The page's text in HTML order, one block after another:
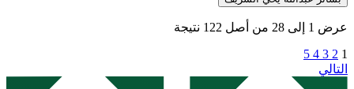
عرض 1 إلى 28 من أصل 122 نتيجة
1
2
3
4
5
التالي